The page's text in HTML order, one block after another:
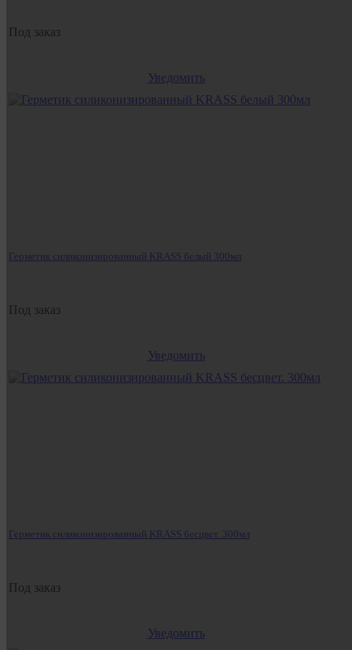
Под заказ
Уведомить
Герметик силиконизированный KRASS белый 300мл
Под заказ
Уведомить
Герметик силиконизированный KRASS бесцвет. 300мл
Под заказ
Уведомить